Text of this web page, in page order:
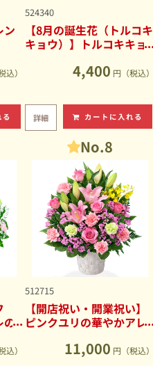
ン
込）
524340
【8月の誕生花（トルコキ
キョウ）】トルコキキョ
4,400 円（税込）
詳細 カートに入れる
の
込）
No.8
512715
【開店祝い・開業祝い】
ピンクユリの華やかアレ
11,000 円（税込）